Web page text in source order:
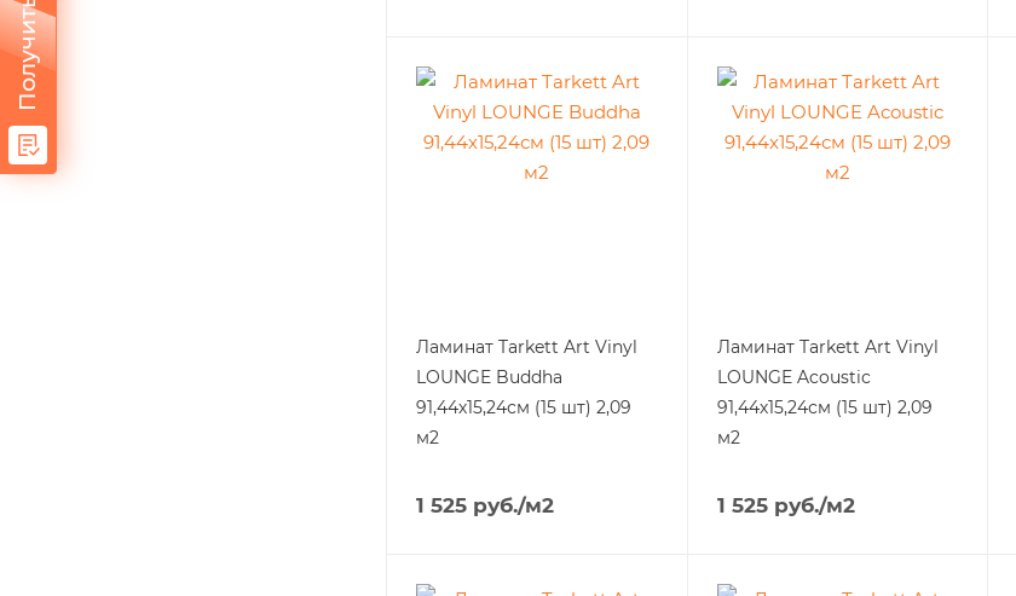
Ламинат Tarkett Art Vinyl
LOUNGE Buddha
91,44х15,24см (15 шт) 2,09
м2
1 525 руб./м2
Ламинат Tarkett Art Vinyl
LOUNGE Acoustic
91,44х15,24см (15 шт) 2,09
м2
1 525руб./м2